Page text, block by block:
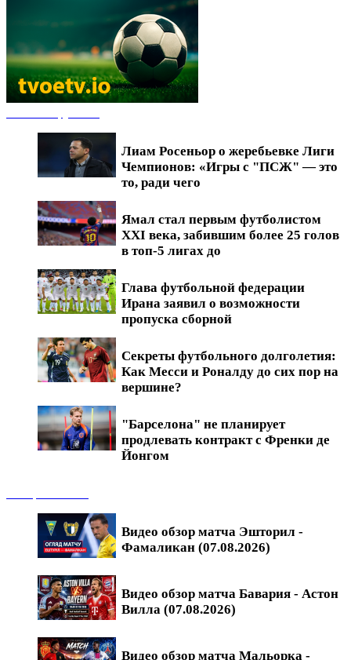
Лиам Росеньор о жеребьевке Лиги
Чемпионов: «Игры с "ПСЖ" — это
то, ради чего
Ямал стал первым футболистом
XXI века, забившим более 25 голов
в топ-5 лигах до
Глава футбольной федерации
Ирана заявил о возможности
пропуска сборной
Секреты футбольного долголетия:
Как Месси и Роналду до сих пор на
вершине?
"Барселона" не планирует
продлевать контракт с Френки де
Йонгом
Видео обзор матча Эшторил -
Фамаликан (07.08.2026)
Видео обзор матча Бавария - Астон
Вилла (07.08.2026)
Видео обзор матча Мальорка -